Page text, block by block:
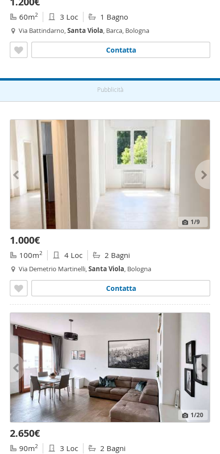
60m2 3 Loc 1 Bagno
Via Battindarno,Santa Viola, Barca, Bologna
Contatta
Pubblicità
1/9
1.000€
100m2 4 Loc 2 Bagni
Via Demetrio Martinelli,Santa Viola, Bologna
Contatta
1/20
2.650€
90m2 3 Loc 2 Bagni